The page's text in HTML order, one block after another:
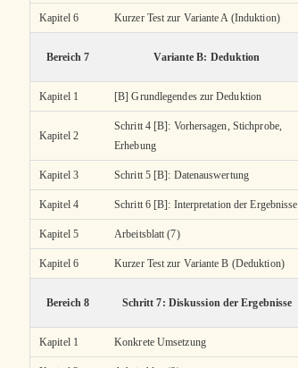
Kapitel 6 Kurzer Test zur Variante A (Induktion)
Bereich 7 Variante B: Deduktion
Kapitel 1 [B] Grundlegendes zur Deduktion
Kapitel 2
Schritt 4 [B]: Vorhersagen, Stichprobe,
Erhebung
Kapitel 3 Schritt 5 [B]: Datenauswertung
Kapitel 4 Schritt 6 [B]: Interpretation der Ergebnisse
Kapitel 5 Arbeitsblatt (7)
Kapitel 6 Kurzer Test zur Variante B (Deduktion)
Bereich 8 Schritt 7: Diskussion der Ergebnisse
Kapitel 1 Konkrete Umsetzung